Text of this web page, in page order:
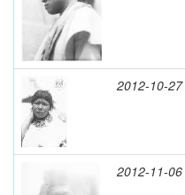
2012-10-27
2012-11-06